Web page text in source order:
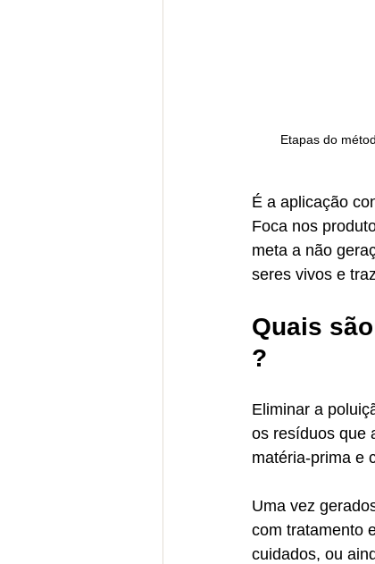
Etapas do
É a aplicação
Foca nos
meta a não
seres vivos e
Quais
?
Eliminar a
os resíduos que
matéria-prima e
Uma vez
com tratamento
cuidados, ou